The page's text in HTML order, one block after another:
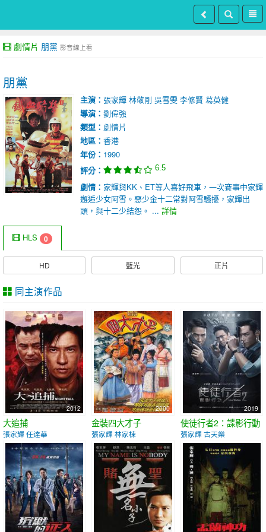
劇情片 朋黨 影音線上看
朋黨
主演： 張家輝 林敬剛 吳雪雯 李修賢 葛英健
導演： 劉偉強
類型： 劇情片
地區： 香港
年份： 1990
評分：
6.5
劇情： 家輝與KK、ET等人喜好飛車，一次賽事中家輝
邂逅少女阿雪。惡少金十二常對阿雪騷擾，家輝出
頭，與十二少結怨。 ... 詳情
HLS 0
HD 藍光 正片
同主演作品
2012
大追捕
張家輝 任達華
2000
金裝四大才子
張家輝 林家棟
2019
使徒行者2：諜影行動
張家輝 古天樂